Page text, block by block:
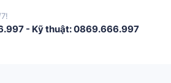
- Kỹ thuật: 0869.666.997